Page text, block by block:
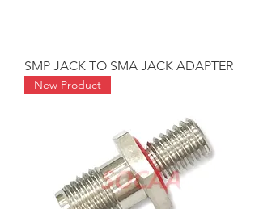
SMP JACK TO SMA JACK ADAPTER
New Product